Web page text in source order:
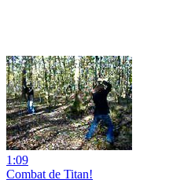
1:09
Combat de Titan!